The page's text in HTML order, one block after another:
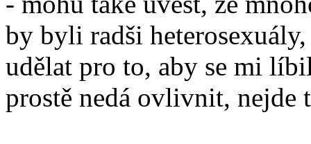
by byli radši
udělat pro to, aby se mi
prostě nedá ovlivnit, nejde